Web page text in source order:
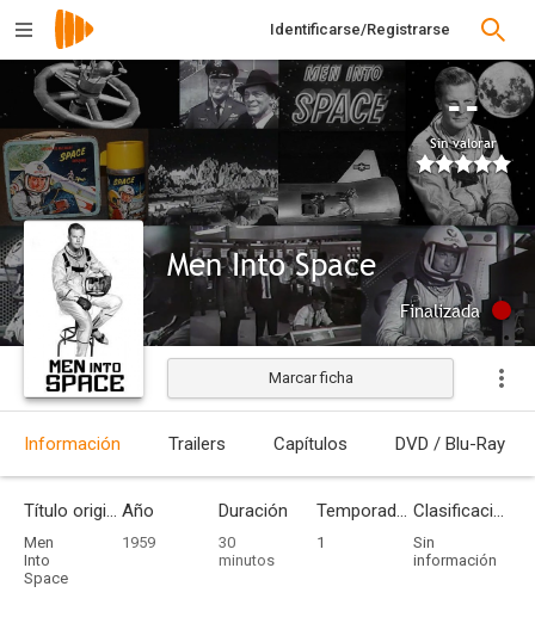
Identificarse/Registrarse
--
Sin valorar
Men Into Space
Finalizada
Marcar ficha
Información Trailers Capítulos DVD / Blu-Ray
Título original
Men
Into
Space
Año
1959
Duración
30
minutos
Temporadas
1
Clasificación por edades
Sin
información